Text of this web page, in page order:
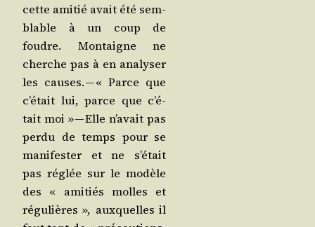
cette ami­tié avait été sem­
blable à un coup de
foudre. Mon­taigne ne
cherche pas à en ana­ly­ser
les causes. — « Parce que
c’é­tait lui, parce que c’é­
tait moi » — Elle n’a­vait pas
per­du de temps pour se
mani­fes­ter et ne s’é­tait
pas réglée sur le modèle
des « ami­tiés molles et
régu­lières », aux­quelles il